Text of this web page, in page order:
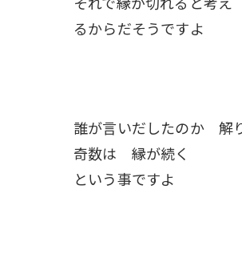
るからだそうですよ
誰が言いだしたのか 解
奇数は 縁が続く
という事ですよ